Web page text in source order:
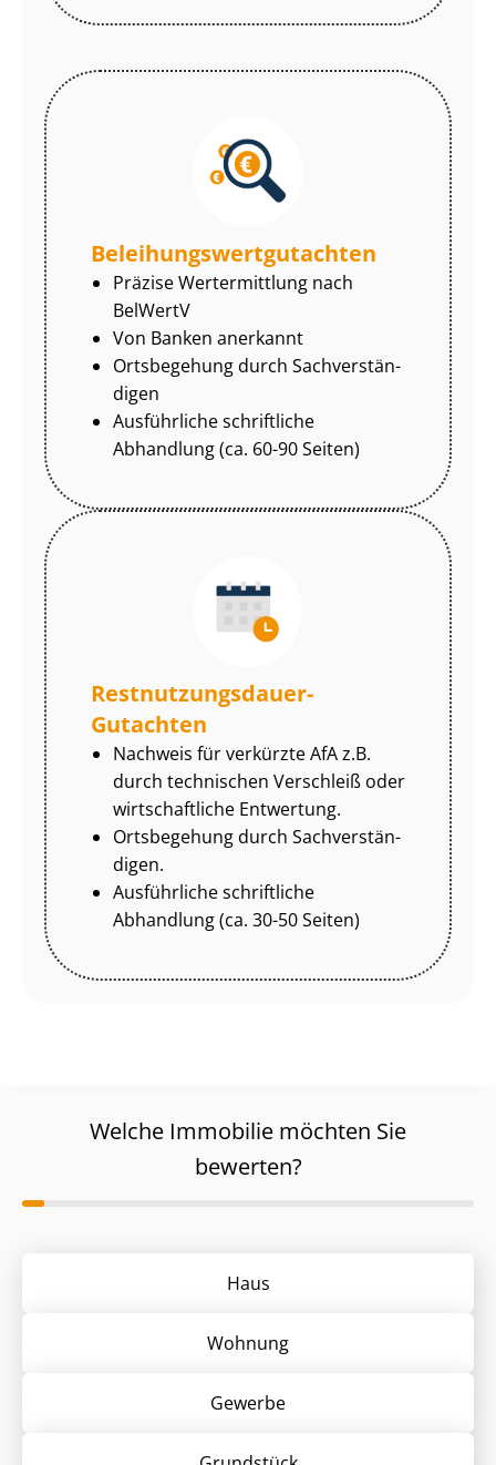
Be­lei­hungs­wert­gut­ach­ten
Präzise Wertermittlung nach
BelWertV
Von Banken anerkannt
Ortsbegehung durch Sach­ver­stän­
di­gen
Ausführliche schriftliche
Abhandlung (ca. 60-90 Seiten)
Rest­nut­zungs­dau­er-
Gutachten
Nachweis für verkürzte AfA z.B.
durch technischen Verschleiß oder
wirtschaftliche Entwertung.
Ortsbegehung durch Sach­ver­stän­
di­gen.
Ausführliche schriftliche
Abhandlung (ca. 30-50 Seiten)
Welche Immobilie möchten Sie
bewerten?
Haus
Wohnung
Gewerbe